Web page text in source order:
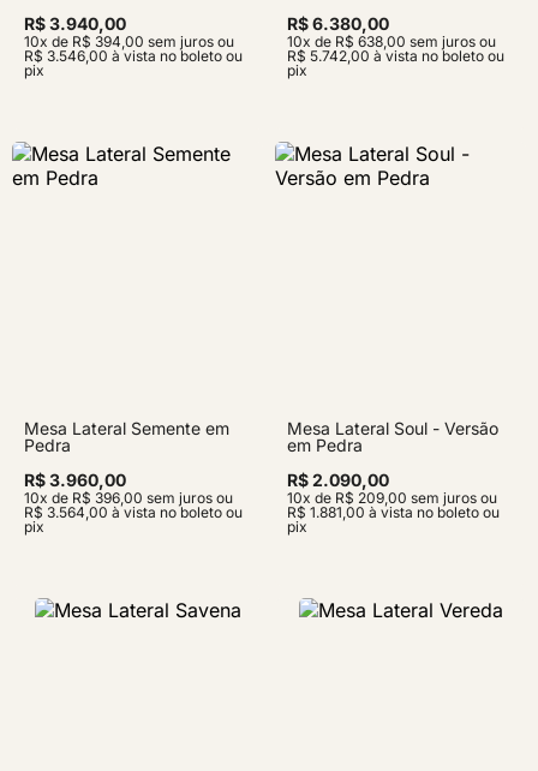
R$ 3.940,00
10x de R$ 394,00 sem juros ou
R$ 3.546,00 à vista no boleto ou
pix
R$ 6.380,00
10x de R$ 638,00 sem juros ou
R$ 5.742,00 à vista no boleto ou
pix
Mesa Lateral Semente em
Pedra
R$ 3.960,00
10x de R$ 396,00 sem juros ou
R$ 3.564,00 à vista no boleto ou
pix
Mesa Lateral Soul - Versão
em Pedra
R$ 2.090,00
10x de R$ 209,00 sem juros ou
R$ 1.881,00 à vista no boleto ou
pix